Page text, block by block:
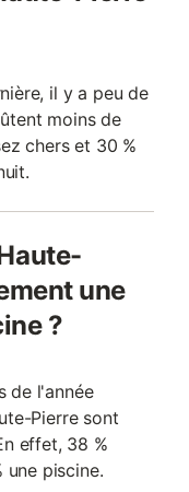
il y a peu de
moins de
chers et 30 %
une
?
de l'année
Pierre sont
effet, 38 %
une piscine.